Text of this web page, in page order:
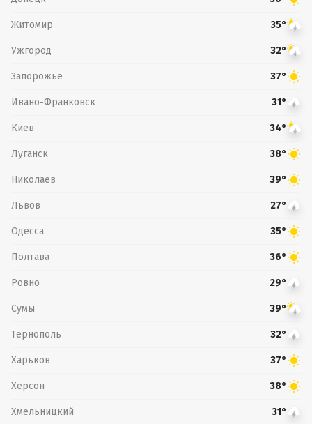
Житомир 35°
Ужгород 32°
Запорожье 37°
Ивано-Франковск 31°
Киев 34°
Луганск 38°
Николаев 39°
Львов 27°
Одесса 35°
Полтава 36°
Ровно 29°
Сумы 39°
Тернополь 32°
Харьков 37°
Херсон 38°
Хмельницкий 31°